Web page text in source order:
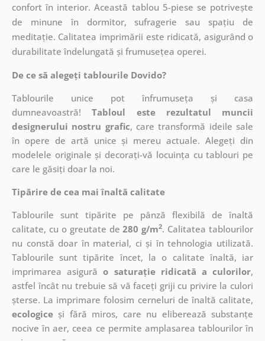
confort în interior. Această tablou 5-piese se potrivește
de minune în dormitor, sufragerie sau spațiu de
meditație. Calitatea imprimării este ridicată, asigurând o
durabilitate îndelungată și frumusețea operei.
De ce să alegeți tablourile Dovido?
Tablourile unice pot înfrumuseța și casa
dumneavoastră!Tabloul este rezultatul muncii
designerului nostru grafic, caretransformă ideile sale
în opere de artă unice și mereu actuale. Alegeți din
modelele originale și decorați-vă locuința cu tablouri pe
care le găsiți doar la noi.
Tipărire de cea mai înaltă calitate
Tablourile sunt tipărite pe pânză flexibilă de înaltă
calitate, cu o greutate de280 g/m2. Calitatea tablourilor
nu constă doar în material, ci și în tehnologia utilizată.
Tablourile sunt tipărite încet, la o calitate înaltă, iar
imprimarea asigurăo saturație ridicată a culorilor,
astfel încât nu trebuie să vă faceți griji cu privire la culori
șterse. La imprimare folosim cerneluri de înaltă calitate,
ecologiceși fără miros, care nu eliberează substanțe
nocive în aer, ceea ce permite amplasarea tablourilor în